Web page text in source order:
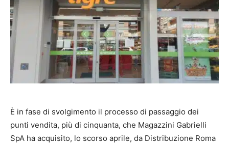
È in fase di svolgimento il processo di passaggio dei
punti vendita, più di cinquanta, che Magazzini Gabrielli
SpA ha acquisito, lo scorso aprile, da Distribuzione Roma